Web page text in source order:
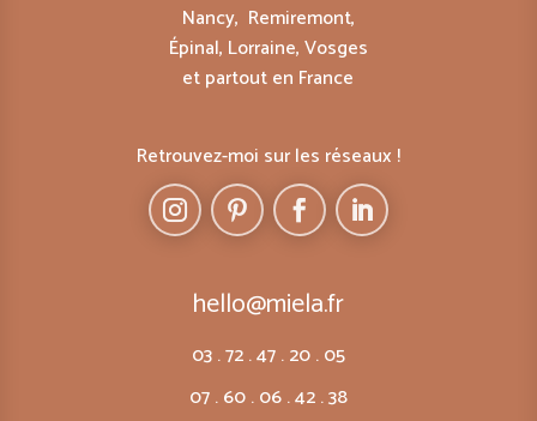
Nancy, Remiremont,
Épinal, Lorraine, Vosges
et partout en France
Retrouvez-moi sur les réseaux !
hello@miela.fr
03 . 72 . 47 . 20 . 05
07 . 60 . 06 . 42 . 38